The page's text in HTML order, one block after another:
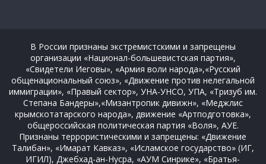
В России признаны экстремистскими и запрещены
организации «Национал-большевистская партия»,
«Свидетели Иеговы», «Армия воли народа»,«Русский
общенациональный союз», «Движение против нелегальной
иммиграции», «Правый сектор», УНА-УНСО, УПА, «Тризуб им.
Степана Бандеры»,«Мизантропик дивижн», «Меджлис
крымскотатарского народа», движение «Артподготовка»,
общероссийская политическая партия «Воля», АУЕ.
Признаны террористическими и запрещены: «Движение
Талибан», «Имарат Кавказ», «Исламское государство» (ИГ,
ИГИЛ), Джебхад-ан-Нусра, «АУМ Синрике», «Братья-